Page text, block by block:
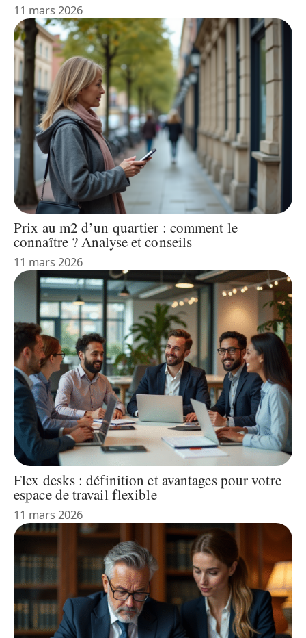
11 mars 2026
Prix au m2 d’un quartier : comment le
connaître ? Analyse et conseils
11 mars 2026
Flex desks : définition et avantages pour votre
espace de travail flexible
11 mars 2026